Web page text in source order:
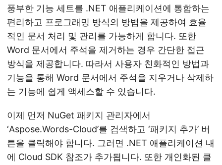
풍부한 기능 세트를 .NET 애플리케이션에 통합하는
편리하고 프로그래밍 방식의 방법을 제공하여 효율
적인 문서 처리 및 관리를 가능하게 합니다. 또한
Word 문서에서 주석을 제거하는 경우 간단한 접근
방식을 제공합니다. 따라서 사용자 친화적인 방법과
기능을 통해 Word 문서에서 주석을 지우거나 삭제하
는 기능에 쉽게 액세스할 수 있습니다.
이제 먼저 NuGet 패키지 관리자에서
‘Aspose.Words-Cloud’를 검색하고 ‘패키지 추가’ 버
튼을 클릭해야 합니다. 그러면 .NET 애플리케이션 내
에 Cloud SDK 참조가 추가됩니다. 또한 개인화된 클